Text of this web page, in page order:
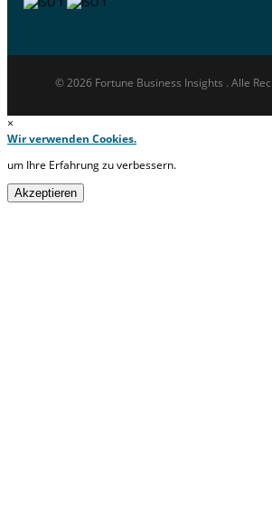
© 2026 Fortune Business Insights . Alle
×
Wir verwenden Cookies.
um Ihre Erfahrung zu verbessern.
Akzeptieren